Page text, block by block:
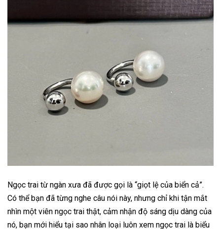
Ngọc trai từ ngàn xưa đã được gọi là “giọt lệ của biển cả”.
Có thể bạn đã từng nghe câu nói này, nhưng chỉ khi tận mắt
nhìn một viên ngọc trai thật, cảm nhận độ sáng dịu dàng của
nó, bạn mới hiểu tại sao nhân loại luôn xem ngọc trai là biểu